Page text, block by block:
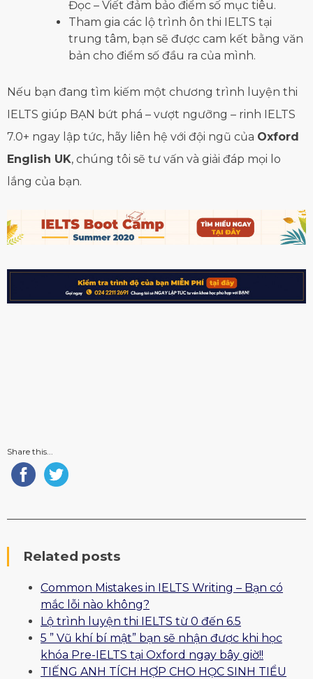
Đọc – Viết đảm bảo điểm số mục tiêu.
Tham gia các lộ trình ôn thi IELTS tại
trung tâm, bạn sẽ được cam kết bằng văn
bản cho điểm số đầu ra của mình.
Nếu bạn đang tìm kiếm một chương trình luyện thi
IELTS giúp BẠN bứt phá – vượt ngưỡng – rinh IELTS
7.0+ ngay lập tức, hãy liên hệ với đội ngũ của Oxford
English UK, chúng tôi sẽ tư vấn và giải đáp mọi lo
lắng của bạn.
Share this...
Related posts
Common Mistakes in IELTS Writing – Bạn có
mắc lỗi nào không?
Lộ trình luyện thi IELTS từ 0 đến 6.5
5 ” Vũ khí bí mật” bạn sẽ nhận được khi học
khóa Pre-IELTS tại Oxford ngay bây giờ!!
TIẾNG ANH TÍCH HỢP CHO HỌC SINH TIỂU